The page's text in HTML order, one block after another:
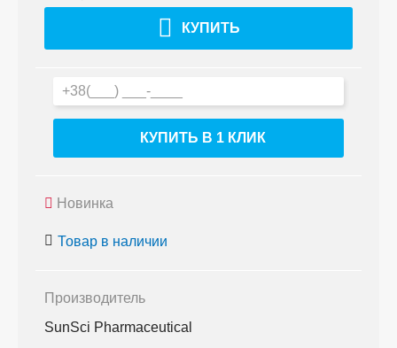
КУПИТЬ
КУПИТЬ В 1 КЛИК
Новинка
Товар в наличии
Производитель
SunSci Pharmaceutical